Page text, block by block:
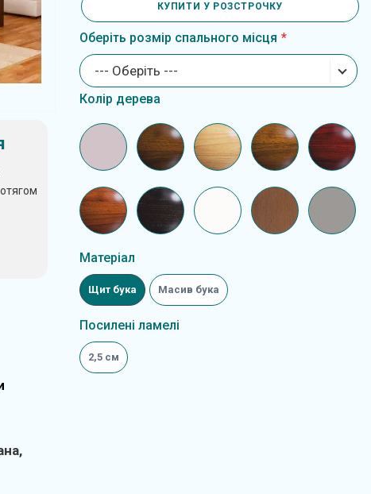
КУПИТИ У РОЗСТРОЧКУ
Оберіть розмір спального місця
--- Оберіть ---
Колір дерева
Матеріал
Щит бука Масив бука
Посилені ламелі
2,5 см